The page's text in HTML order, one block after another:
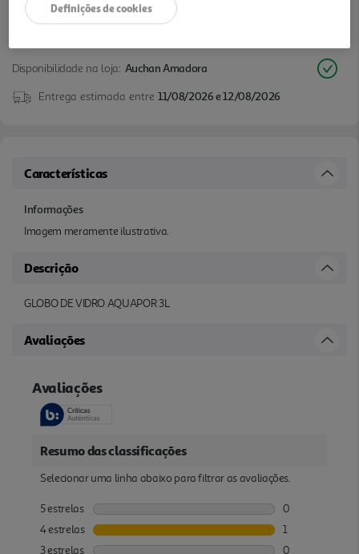
Disponibilidade na loja: Auchan Amadora
Entrega estimada entre 11/08/2026 e 12/08/2026
Características
Informações
Imagem meramente ilustrativa.
Descrição
GLOBO DE VIDRO AQUAPOR 3L
Avaliações
Definições de cookies